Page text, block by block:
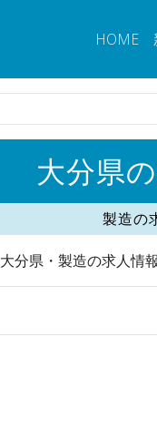
HOME
大分県
製造の
大分県・製造の求人情